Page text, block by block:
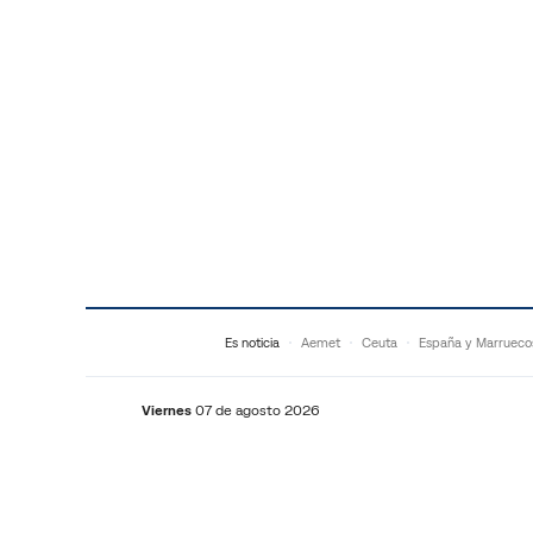
Es noticia Aemet Ceuta España y
Viernes 07 de agosto 2026